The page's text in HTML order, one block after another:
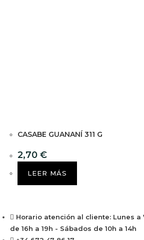
CASABE GUANANÍ 311 G
2,70 €
LEER MÁS
Horario atención al cliente: Lunes a
de 16h a 19h - Sábados de 10h a 14h